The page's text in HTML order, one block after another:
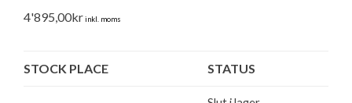
4'895,00krinkl. moms
STOCK PLACE STATUS